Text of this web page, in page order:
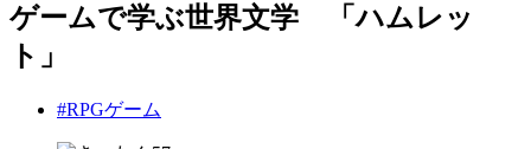
ゲームで学ぶ世界文学 「ハムレッ
ト」
#RPGゲーム